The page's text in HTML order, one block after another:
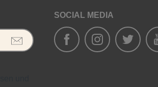
SOCIAL MEDIA